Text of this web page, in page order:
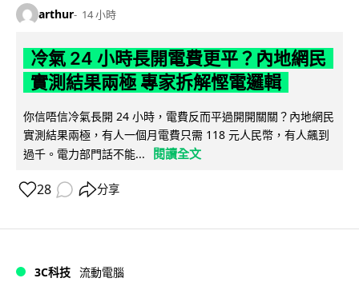
arthur 14 小時
冷氣 24 小時長開電費更平？內地網民
實測結果兩極 專家拆解慳電邏輯
你信唔信冷氣長開 24 小時，電費反而平過開開關關？內地網民
實測結果兩極，有人一個月電費只需 118 元人民幣，有人飆到
過千。電力部門話不能...
閱讀全文
28 分享
3C科技 流動電腦